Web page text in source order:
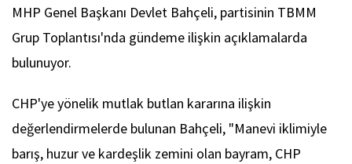
MHP Genel Başkanı Devlet Bahçeli, partisinin TBMM
Grup Toplantısı'nda gündeme ilişkin açıklamalarda
bulunuyor.
CHP'ye yönelik mutlak butlan kararına ilişkin
değerlendirmelerde bulunan Bahçeli, "Manevi iklimiyle
barış, huzur ve kardeşlik zemini olan bayram, CHP